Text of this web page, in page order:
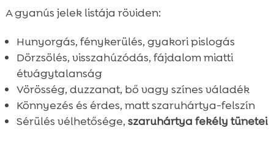
A gyanús jelek listája röviden:
Hunyorgás, fénykerülés, gyakori pislogás
Dörzsölés, visszahúzódás, fájdalom miatti
étvágytalanság
Vörösség, duzzanat, bő vagy színes váladék
Könnyezés és érdes, matt szaruhártya-felszín
Sérülés vélhetősége, szaruhártya fekély tünetei